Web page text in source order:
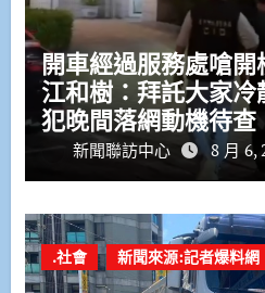
開車經過服務處嗆開
江和樹：拜託大家
犯晚間落網動機待查
新聞聯訪中心 8 月 6,
.社會 新聞來源:記者爆料網